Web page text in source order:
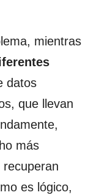
mientras
datos
que llevan
más
es lógico,